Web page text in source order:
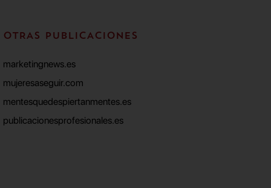
OTRAS PUBLICACIONES
marketingnews.es
mujeresaseguir.com
mentesquedespiertanmentes.es
publicacionesprofesionales.es